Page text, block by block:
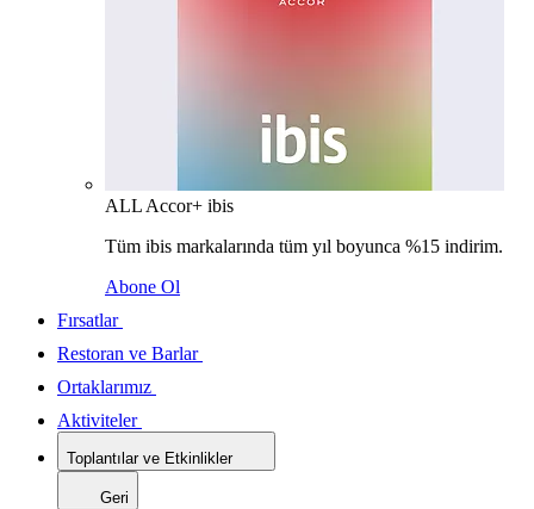
ALL Accor+ ibis
Tüm ibis markalarında tüm yıl boyunca %15 indirim.
Abone Ol
Fırsatlar
Restoran ve Barlar
Ortaklarımız
Aktiviteler
Toplantılar ve Etkinlikler
Geri